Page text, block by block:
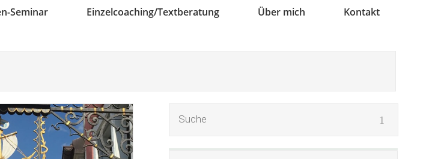
Seminar Einzelcoaching/Textberatung Über mich Kontakt